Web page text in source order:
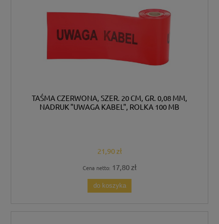
TAŚMA CZERWONA, SZER. 20 CM, GR. 0,08 MM,
NADRUK "UWAGA KABEL", ROLKA 100 MB
21,90 zł
Cena netto: 17,80 zł
do koszyka